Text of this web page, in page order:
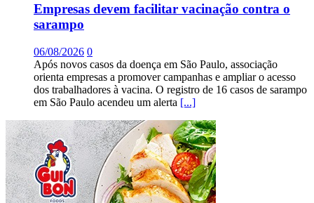
Empresas devem facilitar vacinação contra o
sarampo
06/08/2026 0
Após novos casos da doença em São Paulo, associação
orienta empresas a promover campanhas e ampliar o acesso
dos trabalhadores à vacina. O registro de 16 casos de sarampo
em São Paulo acendeu um alerta [...]